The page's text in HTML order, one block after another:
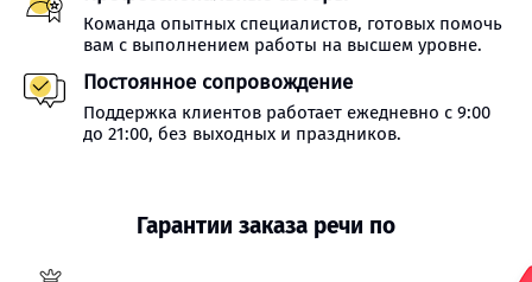
Команда опытных специалистов, готовых помочь
вам с выполнением работы на высшем уровне.
Постоянное сопровождение
Поддержка клиентов работает ежедневно с 9:00
до 21:00, без выходных и праздников.
Гарантии заказа речи по